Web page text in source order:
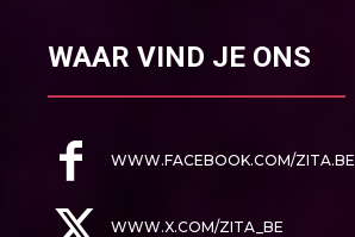
WAAR VIND JE ONS
WWW.FACEBOOK.COM/ZITA.BE
WWW.X.COM/ZITA_BE